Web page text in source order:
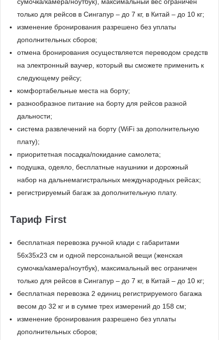
только для рейсов в Сингапур – до 7 кг, в Китай – до 10 кг;
изменение бронирования разрешено без уплаты
дополнительных сборов;
отмена бронирования осуществляется переводом средств
на электронный ваучер, который вы сможете применить к
следующему рейсу;
комфортабельные места на борту;
разнообразное питание на борту для рейсов разной
дальности;
система развлечений на борту (WiFi за дополнительную
плату);
приоритетная посадка/покидание самолета;
подушка, одеяло, бесплатные наушники и дорожный
набор на дальнемагистральных международных рейсах;
регистрируемый багаж за дополнительную плату.
Тариф First
бесплатная перевозка ручной клади с габаритами
56x35x23 см и одной персональной вещи (женская
сумочка/камера/ноутбук), максимальный вес ограничен
только для рейсов в Сингапур – до 7 кг, в Китай – до 10 кг;
бесплатная перевозка 2 единиц регистрируемого багажа
весом до 32 кг и в сумме трех измерений до 158 см;
изменение бронирования разрешено без уплаты
дополнительных сборов;